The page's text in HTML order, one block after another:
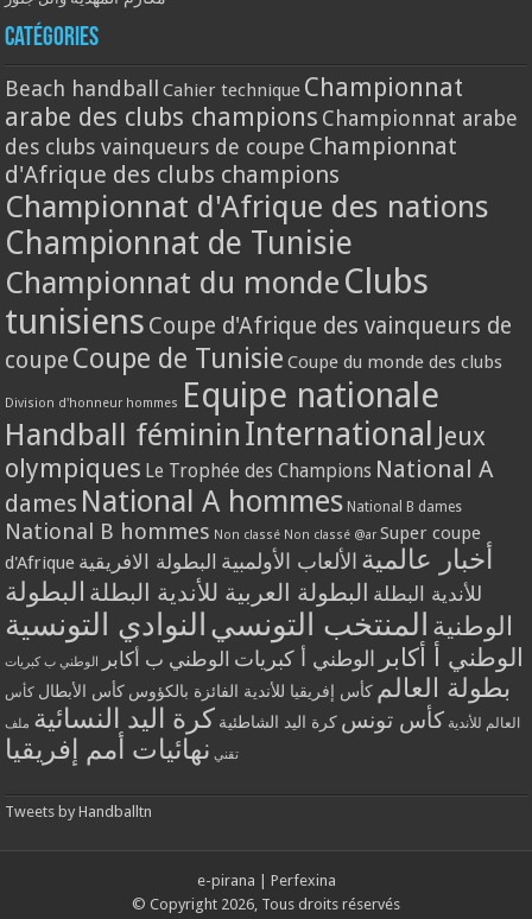
Catégories
Beach handball Cahier technique Championnat
arabe des clubs champions Championnat arabe
des clubs vainqueurs de coupe Championnat
d'Afrique des clubs champions
Championnat d'Afrique des nations
Championnat de Tunisie
Championnat du monde Clubs
tunisiens Coupe d'Afrique des vainqueurs de
coupe Coupe de Tunisie Coupe du monde des clubs
Division d'honneur hommes Equipe nationale
Handball féminin International Jeux
olympiques Le Trophée des Champions National A
dames National A hommes National B dames
National B hommes Non classé Non classé @ar Super coupe
d'Afrique
أخبار عالمية الألعاب الأولمبية البطولة الافريقية
للأندية البطلة البطولة العربية للأندية البطلة البطولة
الوطنية المنتخب التونسي النوادي التونسية
الوطني أ أكابر الوطني أ كبريات الوطني ب أكابر الوطني ب كبريات
بطولة العالم كأس إفريقيا للأندية الفائزة بالكؤوس كأس الأبطال كأس
العالم للأندية كأس تونس كرة اليد الشاطئية كرة اليد النسائية ملف
تقني نهائيات أمم إفريقيا
Tweets by Handballtn
e-pirana
Perfexina
© Copyright 2026, Tous droits réservés